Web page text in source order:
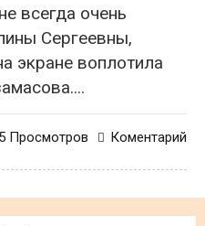
всегда очень
Сергеевны,
экране воплотила
Коментарий
Просмотров